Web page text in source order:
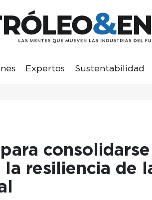
Expertos Sustentabilidad
consolidarse
resiliencia de